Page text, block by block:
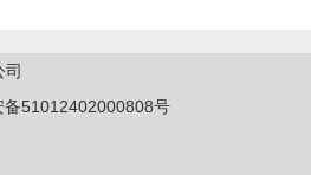
备51012402000808号